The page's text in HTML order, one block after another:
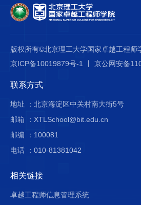
版权所有©北京理工大学国家卓越工程师
京ICP备10019879号-1 丨 京公网安备
联系方式
地址 ：北京海淀区中关村南大街5号
邮箱 ：XTLSchool@bit.edu.cn
邮编 ：100081
电话 ：010-81381042
相关链接
卓越工程师信息管理系统